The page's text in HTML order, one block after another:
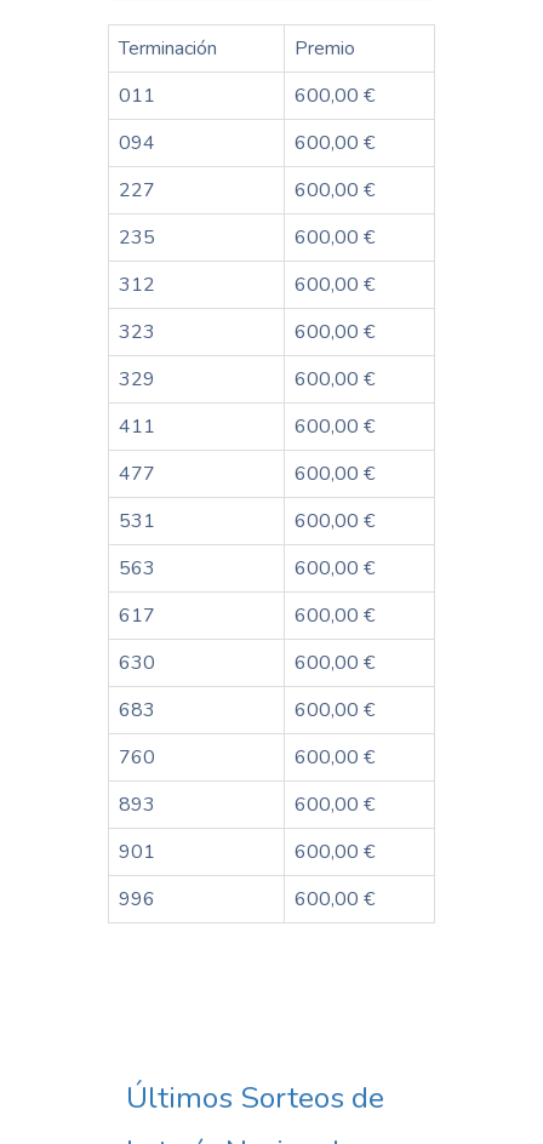
Terminación
Premio
011
600,00 €
094
600,00 €
227
600,00 €
235
600,00 €
312
600,00 €
323
600,00 €
329
600,00 €
411
600,00 €
477
600,00 €
531
600,00 €
563
600,00 €
617
600,00 €
630
600,00 €
683
600,00 €
760
600,00 €
893
600,00 €
901
600,00 €
996
600,00 €
Últimos Sorteos de